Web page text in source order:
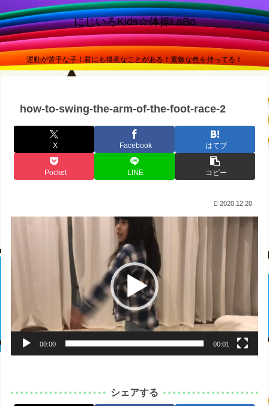
にじいろKids☆体操LaBo
運動が苦手な子！君にも得意なことがある！素敵な色を持ってる！
how-to-swing-the-arm-of-the-foot-race-2
X Facebook はてブ
Pocket LINE コピー
2020.12.20
ー
00:00 00:01
シェアする